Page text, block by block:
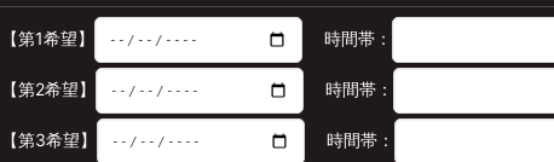
【第1希望】 時間帯：
【第2希望】 時間帯：
【第3希望】 時間帯：